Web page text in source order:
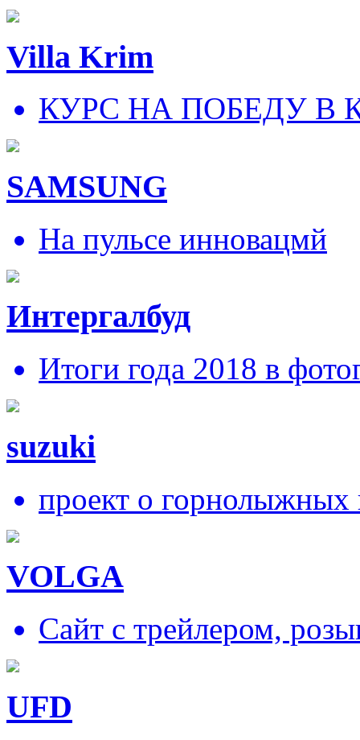
Villa Krim
КУРС НА ПОБЕДУ В
SAMSUNG
На пульсе инновацмй
Интергалбуд
Итоги года 2018 в
suzuki
проект о горнолыжных
VOLGA
Сайт с трейлером,
UFD